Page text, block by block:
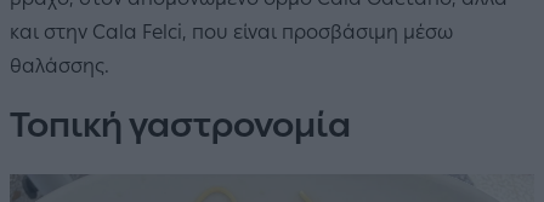
και στην Cala Felci, που είναι προσβάσιμη μέσω
θαλάσσης.
Τοπική γαστρονομία